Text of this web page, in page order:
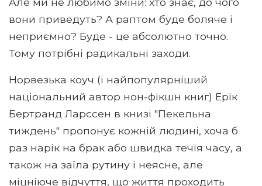
вони приведуть? А раптом буде боляче і
неприємно? Буде - це абсолютно точно.
Тому потрібні радикальні заходи.
Норвезька коуч (і найпопулярніший
національний автор нон-фікшн книг) Ерік
Бертранд Ларссен в книзі "Пекельна
тиждень" пропонує кожній людині, хоча б
раз нарік на брак або швидка течія часу, а
також на заїла рутину і неясне, але
міцніюче відчуття, що життя проходить